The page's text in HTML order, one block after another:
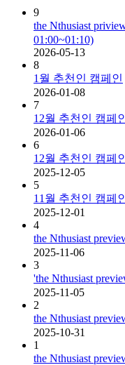
9
the Nthusiast
01:00~01:10)
2026-05-13
8
1월 추천인 캠페인
2026-01-08
7
12월 추천인 캠페
2026-01-06
6
12월 추천인 캠페
2025-12-05
5
11월 추천인 캠페
2025-12-01
4
the Nthusiast
2025-11-06
3
'the Nthusiast
2025-11-05
2
the Nthusiast
2025-10-31
1
the Nthusiast